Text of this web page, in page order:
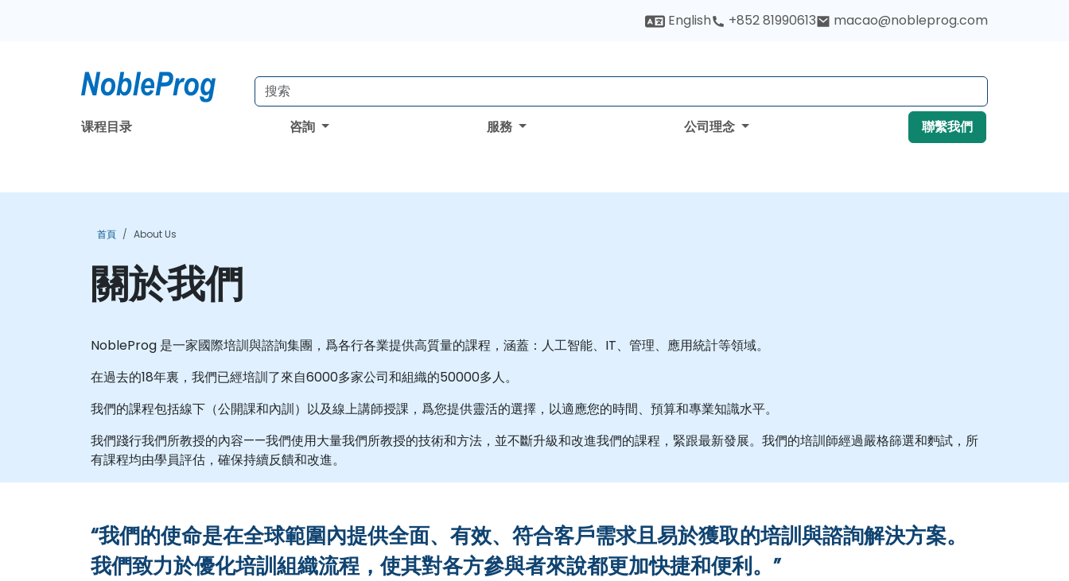
English +852 81990613 macao@nobleprog.com
课程目录 咨詢 服務 公司理念 聯繫我們
首頁 About Us
關於我們
NobleProg 是一家國際培訓與諮詢集團，爲各行各業提供高質量的課程，涵蓋：人工智能、IT、管理、應用統計等領域。
在過去的18年裏，我們已經培訓了來自6000多家公司和組織的50000多人。
我們的課程包括線下（公開課和內訓）以及線上講師授課，爲您提供靈活的選擇，以適應您的時間、預算和專業知識水平。
我們踐行我們所教授的內容——我們使用大量我們所教授的技術和方法，並不斷升級和改進我們的課程，緊跟最新發展。我們的培訓師經過嚴格篩選和麪試，所
有課程均由學員評估，確保持續反饋和改進。
“我們的使命是在全球範圍內提供全面、有效、符合客戶需求且易於獲取的培訓與諮詢解決方案。
我們致力於優化培訓組織流程，使其對各方參與者來說都更加快捷和便利。”